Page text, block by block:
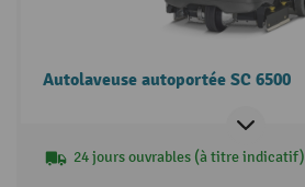
Autolaveuse autoportée SC 6500
24 jours ouvrables (à titre indicatif)